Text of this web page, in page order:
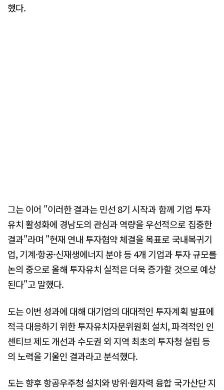
했다.
그는 이어 "이러한 결과는 민선 8기 시작과 함께 기업 투자
유치 활성화에 경남도의 관심과 역량을 우선적으로 집중한
결과"라며 "현재 연내 투자협약 체결을 목표로 국내복귀기
업, 기계·항공·신재생에너지 분야 등 4개 기업과 투자 규모를
논의 중으로 올해 투자유치 실적은 더욱 증가할 것으로 예상
된다"고 말했다.
도는 이번 성과에 대해 대기업의 대대적인 투자계획 발표에
적극 대응하기 위한 투자유치자문위원회 설치, 파격적인 인
센티브 제도 개선과 수도권 외 지역 최초의 투자청 설립 등
의 노력을 기울인 결과라고 분석했다.
도는 향후 항공우주청 설치와 방위·원자력 융합 국가산단 지